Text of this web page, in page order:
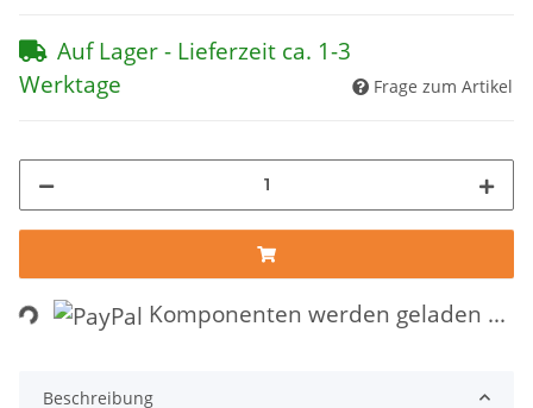
Auf Lager - Lieferzeit ca. 1-3
Werktage
Frage zum Artikel
Komponenten werden geladen ...
Beschreibung